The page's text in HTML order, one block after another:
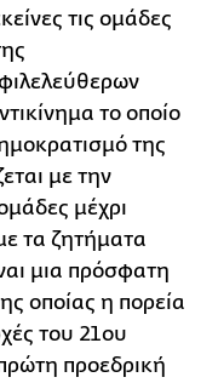
τις ομάδες
το οποίο
της
με την
μέχρι
τα ζητήματα
μια πρόσφατη
οποίας η πορεία
του 21ου
προεδρική